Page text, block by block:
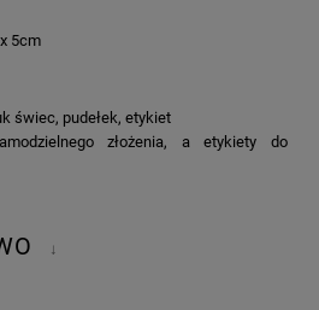
5cm
świec, pudełek, etykiet
złożenia, a etykiety do
↓